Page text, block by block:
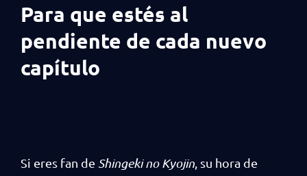
Para que estés al
pendiente de cada nuevo
capítulo
Si eres fan de Shingeki no Kyojin , su hora de